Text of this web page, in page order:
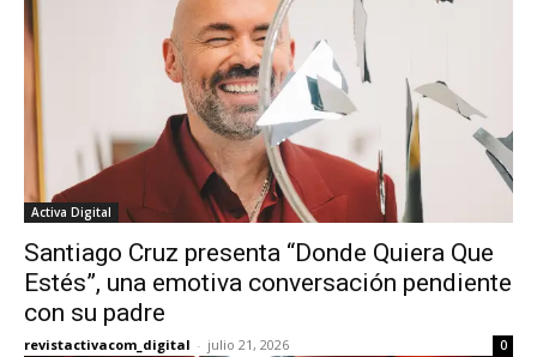
Activa Digital
Santiago Cruz presenta “Donde Quiera Que
Estés”, una emotiva conversación pendiente
con su padre
revistactivacom_digital - julio 21, 2026 0